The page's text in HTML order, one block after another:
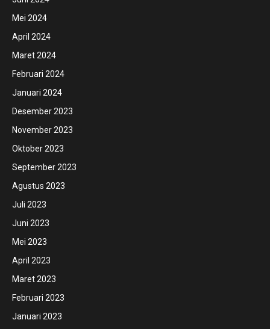
Mei 2024
April 2024
Maret 2024
Februari 2024
Januari 2024
Desember 2023
November 2023
Oktober 2023
September 2023
Agustus 2023
Juli 2023
Juni 2023
Mei 2023
April 2023
Maret 2023
Februari 2023
Januari 2023